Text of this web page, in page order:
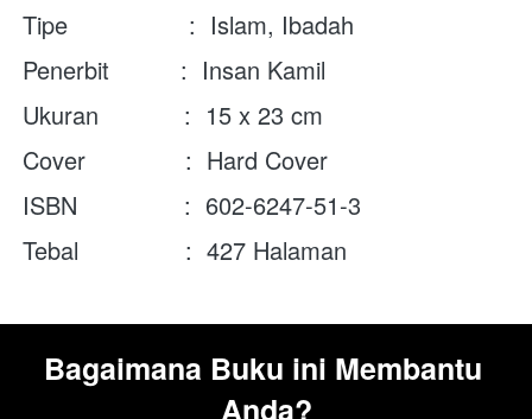
Tipe                 :  Islam, Ibadah
Penerbit          :  Insan Kamil
Ukuran            :  15 x 23 cm
Cover              :  Hard Cover
ISBN               :  602-6247-51-3
Tebal               :  427 Halaman
Bagaimana Buku ini Membantu
Anda?